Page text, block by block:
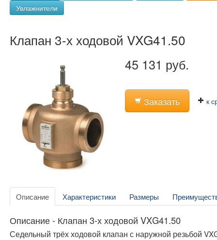
Увлажнители
Клапан 3-х ходовой VXG41.50
45 131 руб.
Заказать к
Описание Характеристики Размеры
Описание - Клапан 3-х ходовой VXG41.50
Седельный трёх ходовой клапан с наружной резьбой